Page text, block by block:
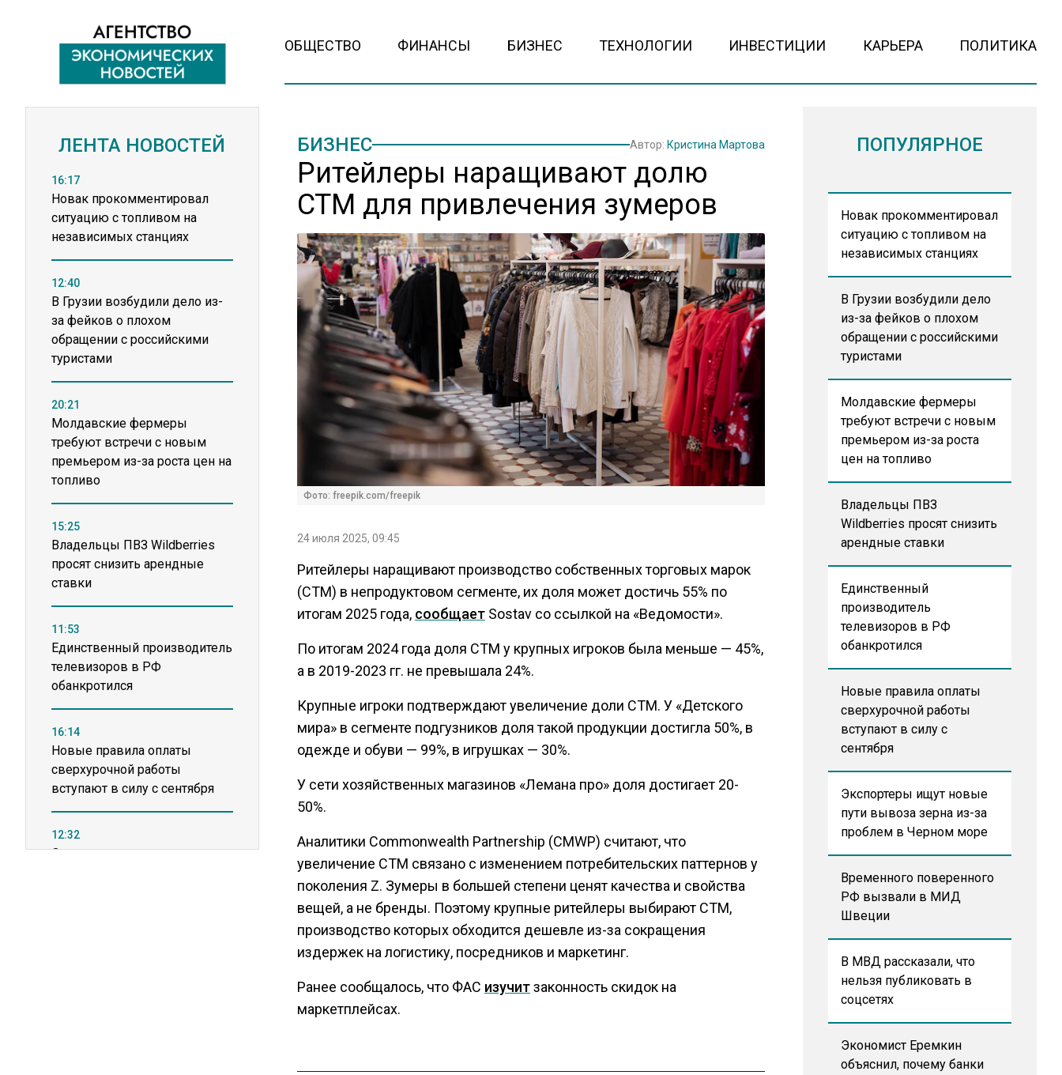
ОБЩЕСТВО ФИНАНСЫ БИЗНЕС ТЕХНОЛОГИИ ИНВЕСТИЦИИ КАРЬЕРА ПОЛИТИКА
ЛЕНТА НОВОСТЕЙ
16:17
Новак прокомментировал
ситуацию с топливом на
независимых станциях
12:40
В Грузии возбудили дело из-
за фейков о плохом
обращении с российскими
туристами
20:21
Молдавские фермеры
требуют встречи с новым
премьером из-за роста цен на
топливо
15:25
Владельцы ПВЗ Wildberries
просят снизить арендные
ставки
11:53
Единственный производитель
телевизоров в РФ
обанкротился
16:14
Новые правила оплаты
сверхурочной работы
вступают в силу с сентября
12:32
Экспортеры ищут новые пути
БИЗНЕС Автор: Кристина Мартова
Ритейлеры наращивают долю
СТМ для привлечения зумеров
Фото: freepik.com/freepik
24 июля 2025, 09:45
Ритейлеры наращивают производство собственных торговых марок
(СТМ) в непродуктовом сегменте, их доля может достичь 55% по
итогам 2025 года, сообщаетSostav со ссылкой на «Ведомости».
По итогам 2024 года доля СТМ у крупных игроков была меньше — 45%,
а в 2019-2023 гг. не превышала 24%.
Крупные игроки подтверждают увеличение доли СТМ. У «Детского
мира» в сегменте подгузников доля такой продукции достигла 50%, в
одежде и обуви — 99%, в игрушках — 30%.
У сети хозяйственных магазинов «Лемана про» доля достигает 20-
50%.
Аналитики Commonwealth Partnership (CMWP) считают, что
увеличение СТМ связано с изменением потребительских паттернов у
поколения Z. Зумеры в большей степени ценят качества и свойства
вещей, а не бренды. Поэтому крупные ритейлеры выбирают СТМ,
производство которых обходится дешевле из-за сокращения
издержек на логистику, посредников и маркетинг.
Ранее сообщалось, что ФАС изучитзаконность скидок на
маркетплейсах.
ПОПУЛЯРНОЕ
Новак прокомментировал
ситуацию с топливом на
независимых станциях
В Грузии возбудили дело
из-за фейков о плохом
обращении с российскими
туристами
Молдавские фермеры
требуют встречи с новым
премьером из-за роста
цен на топливо
Владельцы ПВЗ
Wildberries просят снизить
арендные ставки
Единственный
производитель
телевизоров в РФ
обанкротился
Новые правила оплаты
сверхурочной работы
вступают в силу с
сентября
Экспортеры ищут новые
пути вывоза зерна из-за
проблем в Черном море
Временного поверенного
РФ вызвали в МИД
Швеции
В МВД рассказали, что
нельзя публиковать в
соцсетях
Экономист Еремкин
объяснил, почему банки